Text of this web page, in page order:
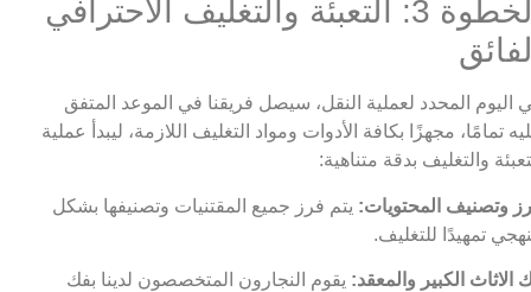
الخطوة 3: التعبئة والتغليف الاحترافي
اليوم المحدد لعملية النقل، سيصل فريقنا في الموعد المتفق
تمامًا، مجهزًا بكافة الأدوات ومواد التغليف اللازمة، ليبدأ عملية
والتغليف بدقة متناهية:
وتصنيف المحتويات: يتم فرز جميع المقتنيات وتصنيفها بشكل
تمهيدًا للتغليف.
الاثاث الكبير والمعقد: يقوم النجارون المتخصصون لدينا بفك